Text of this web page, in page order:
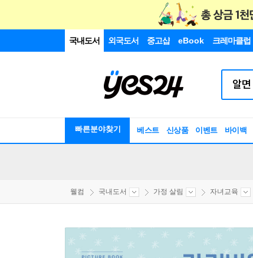
국내도서 외국도서 중고샵 eBook 크레마클럽
빠른분야찾기 베스트 신상품 이벤트 바이백
웰컴 국내도서 가정 살림 자녀교육